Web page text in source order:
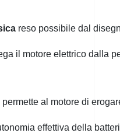
reso possibile dal
il motore elettrico dalla
al motore di
effettiva della